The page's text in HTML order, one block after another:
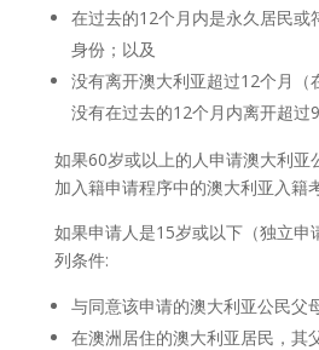
在过去的12个月内是永久居民或
身份；以及
没有离开澳大利亚超过12个月（
没有在过去的12个月内离开超过
如果60岁或以上的人申请澳大利亚
加入籍申请程序中的澳大利亚入籍
如果申请人是15岁或以下（独立申
列条件:
与同意该申请的澳大利亚公民父
在澳洲居住的澳大利亚居民，其